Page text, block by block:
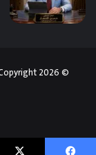
© Copyright 2026, جميع الحقوق محفوظة | تصميم